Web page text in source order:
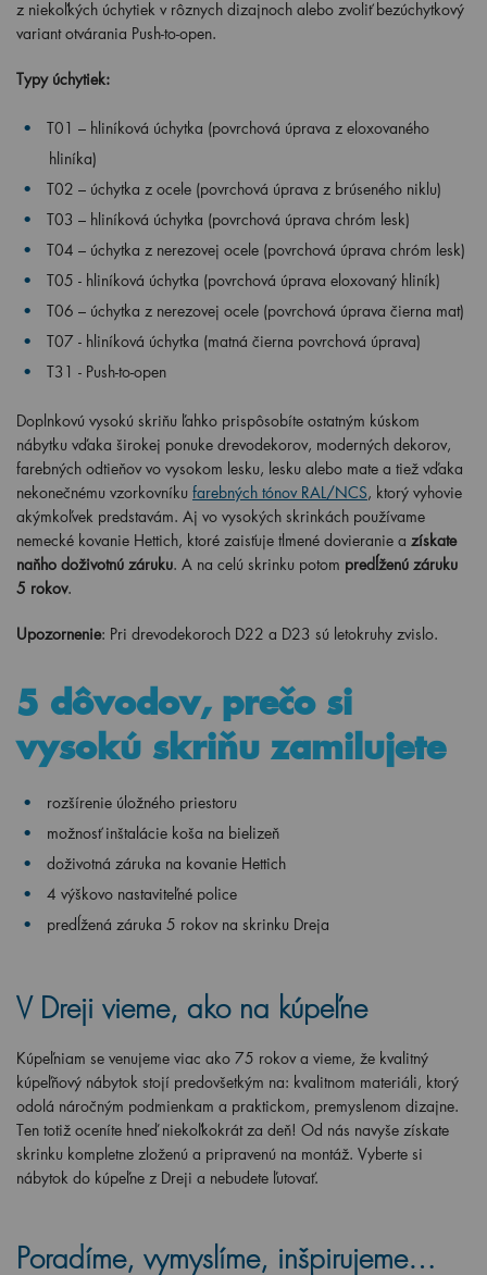
z niekoľkých úchytiek v rôznych dizajnoch alebo zvoliť bezúchytkový
variant otvárania Push-to-open.
Typy úchytiek:
T01 – hliníková úchytka (povrchová úprava z eloxovaného
hliníka)
T02 – úchytka z ocele (povrchová úprava z brúseného niklu)
T03 – hliníková úchytka (povrchová úprava chróm lesk)
T04 – úchytka z nerezovej ocele (povrchová úprava chróm lesk)
T05 - hliníková úchytka (povrchová úprava eloxovaný hliník)
T06 – úchytka z nerezovej ocele (povrchová úprava čierna mat)
T07 - hliníková úchytka (matná čierna povrchová úprava)
T31 - Push-to-open
Doplnkovú vysokú skriňu ľahko prispôsobíte ostatným kúskom
nábytku vďaka širokej ponuke drevodekorov, moderných dekorov,
farebných odtieňov vo vysokom lesku, lesku alebo mate a tiež vďaka
nekonečnému vzorkovníku farebných tónov RAL/NCS, ktorý vyhovie
akýmkoľvek predstavám. Aj vo vysokých skrinkách používame
nemecké kovanie Hettich, ktoré zaisťuje tlmené dovieranie a získate
naňho doživotnú záruku. A na celú skrinku potom predĺženú záruku
5 rokov.
Upozornenie: Pri drevodekoroch D22 a D23 sú letokruhy zvislo.
5 dôvodov, prečo si
vysokú skriňu zamilujete
rozšírenie úložného priestoru
možnosť inštalácie koša na bielizeň
doživotná záruka na kovanie Hettich
4 výškovo nastaviteľné police
predĺžená záruka 5 rokov na skrinku Dreja
V Dreji vieme, ako na kúpeľne
Kúpeľniam se venujeme viac ako 75 rokov a vieme, že kvalitný
kúpeľňový nábytok stojí predovšetkým na: kvalitnom materiáli, ktorý
odolá náročným podmienkam a praktickom, premyslenom dizajne.
Ten totiž oceníte hneď niekoľkokrát za deň! Od nás navyše získate
skrinku kompletne zloženú a pripravenú na montáž. Vyberte si
nábytok do kúpeľne z Dreji a nebudete ľutovať.
Poradíme, vymyslíme, inšpirujeme…